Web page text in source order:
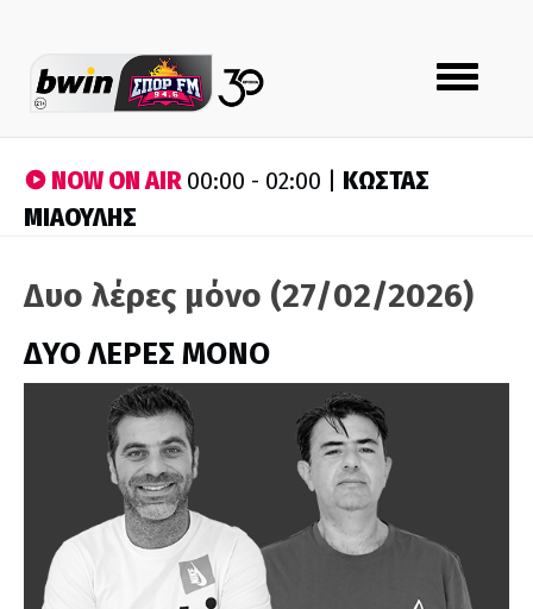
Toggle
navigation
NOW ON AIR00:00 - 02:00 | ΚΩΣΤΑΣ
ΜΙΑΟΥΛΗΣ
Δυο λέρες μόνο (27/02/2026)
ΔΥΟ ΛΕΡΕΣ ΜΟΝΟ